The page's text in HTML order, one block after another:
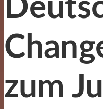
zum